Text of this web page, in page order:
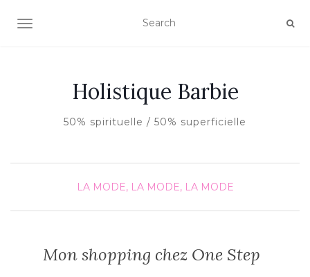
AFFICHER/MASQUER LA NAVIGATION
Holistique Barbie
50% spirituelle / 50% superficielle
LA MODE, LA MODE, LA MODE
Mon shopping chez One Step